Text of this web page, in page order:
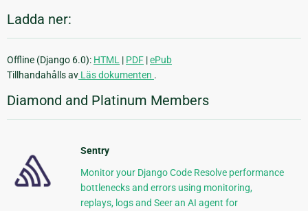
Ladda ner:
Offline (Django 6.0): HTML | PDF |ePub
Tillhandahålls av Läs dokumenten .
Diamond and Platinum Members
Sentry
Monitor your Django Code Resolve performance
bottlenecks and errors using monitoring,
replays, logs and Seer an AI agent for